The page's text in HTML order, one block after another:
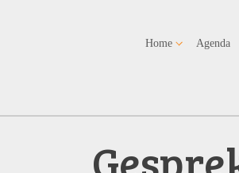
Home Agenda